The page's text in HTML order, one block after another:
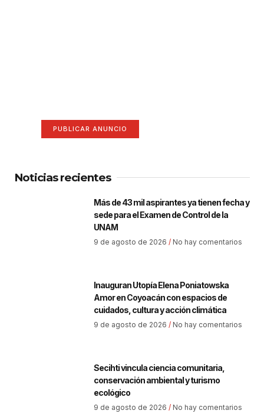
PUBLICAR ANUNCIO
Noticias recientes
Más de 43 mil aspirantes ya tienen fecha y
sede para el Examen de Control de la
UNAM
9 de agosto de 2026 No hay comentarios
Inauguran Utopía Elena Poniatowska
Amor en Coyoacán con espacios de
cuidados, cultura y acción climática
9 de agosto de 2026 No hay comentarios
Secihti vincula ciencia comunitaria,
conservación ambiental y turismo
ecológico
9 de agosto de 2026 No hay comentarios